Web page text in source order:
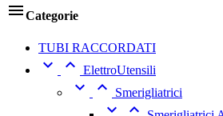
Categorie
TUBI RACCORDATI
  ElettroUtensili
  Smerigliatrici
 